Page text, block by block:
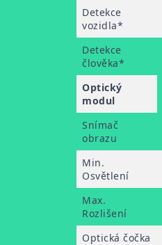
Detekce
vozidla*
Detekce
člověka*
Optický
modul
Snímač
obrazu
Min.
Osvětlení
Max.
Rozlišení
Optická čočka